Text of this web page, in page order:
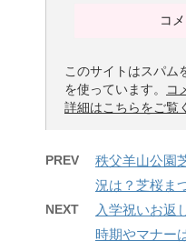
このサイトはスパム
を使っています。
コ
詳細はこちらをご覧
PREV
秩父羊山公園
況は？芝桜ま
NEXT
入学祝いお返
時期やマナー